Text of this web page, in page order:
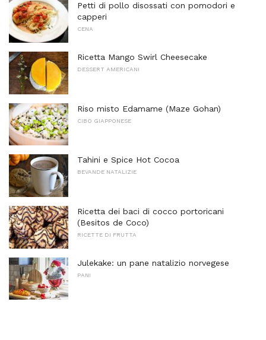
Petti di pollo disossati con pomodori e
capperi
CENA
Ricetta Mango Swirl Cheesecake
DESSERT AMERICANI
Riso misto Edamame (Maze Gohan)
CIBO GIAPPONESE
Tahini e Spice Hot Cocoa
BEVANDE NATALIZIE
Ricetta dei baci di cocco portoricani
(Besitos de Coco)
RICETTE DI FRUTTA
Julekake: un pane natalizio norvegese
PANI